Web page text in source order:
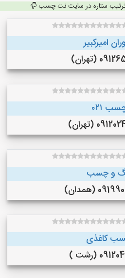
ترتیب ستاره در سایت نت چسب
امیرکبیر
(تهران)
۰۲۱
(تهران)
و چسب
(همدان)
کاغذی
(رشت )